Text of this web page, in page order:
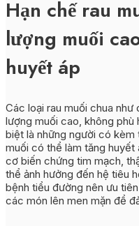
Hạn chế rau
lượng muối
huyết áp
Các loại rau muối chua
lượng muối cao, không
biệt là những người có kèm
muối có thể làm tăng
cơ biến chứng tim mạch,
thể ảnh hưởng đến hệ tiêu
bệnh tiểu đường nên ưu
các món lên men mặn để